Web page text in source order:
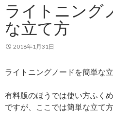
ライトニング
な立て方
2018年1月31日
ライトニングノードを簡単な
有料版のほうでは使い方ふく
ですが、ここでは簡単な立て